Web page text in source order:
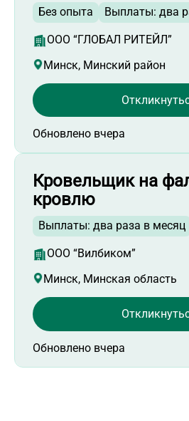
Без опыта Выплаты: два
ООО “ГЛОБАЛ РИТЕЙЛ”
Минск, Минский район
Обновлено вчера
Кровельщик на
кровлю
Выплаты: два раза в месяц
ООО “Вилбиком”
Минск, Минская область
Обновлено вчера